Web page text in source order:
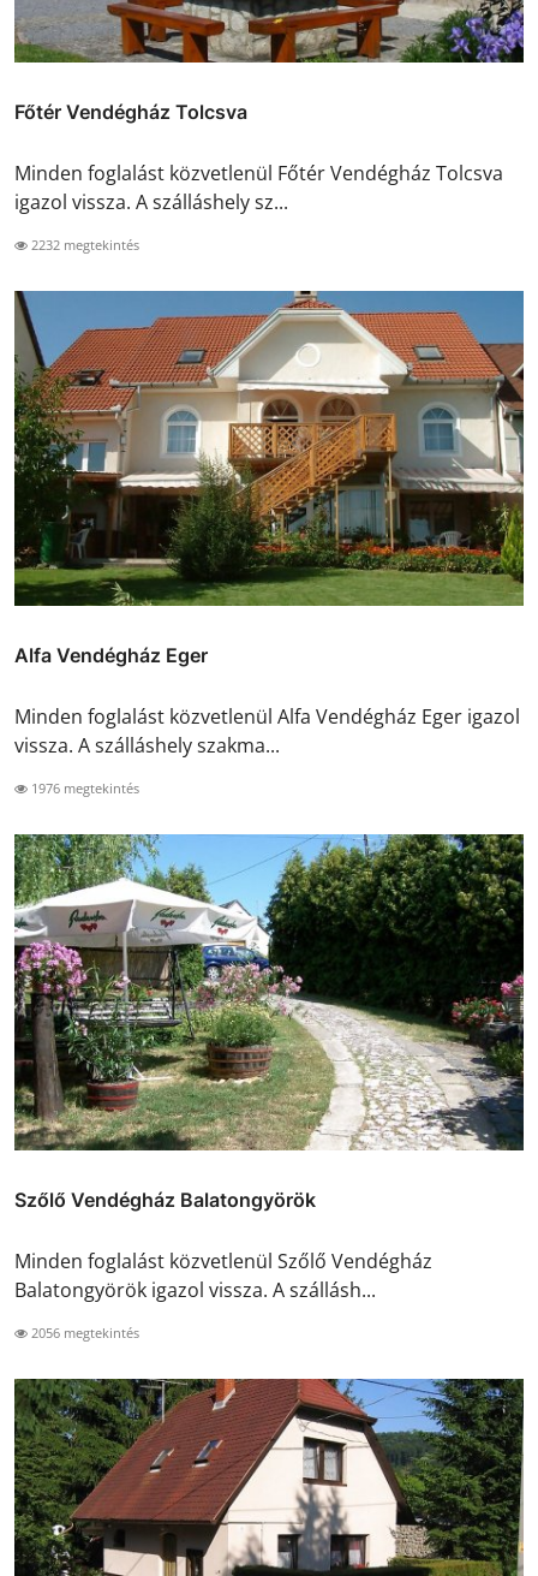
Főtér Vendégház Tolcsva
Minden foglalást közvetlenül Főtér Vendégház Tolcsva
igazol vissza. A szálláshely sz...
2232 megtekintés
Alfa Vendégház Eger
Minden foglalást közvetlenül Alfa Vendégház Eger igazol
vissza. A szálláshely szakma...
1976 megtekintés
Szőlő Vendégház Balatongyörök
Minden foglalást közvetlenül Szőlő Vendégház
Balatongyörök igazol vissza. A szállásh...
2056 megtekintés